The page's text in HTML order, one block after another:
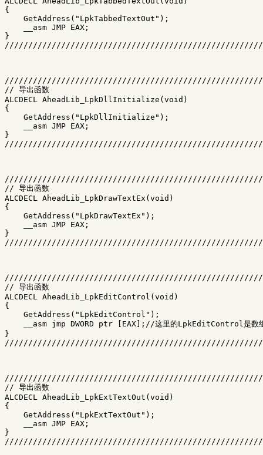
{
    GetAddress("LpkTabbedTextOut");
    __asm JMP EAX;
}
// 导出函数
ALCDECL AheadLib_LpkDllInitialize(void)
{
    GetAddress("LpkDllInitialize");
    __asm JMP EAX;
}
// 导出函数
ALCDECL AheadLib_LpkDrawTextEx(void)
{
    GetAddress("LpkDrawTextEx");
    __asm JMP EAX;
}
// 导出函数
ALCDECL AheadLib_LpkEditControl(void)
{
    GetAddress("LpkEditControl");
__asm jmp DWORD ptr [EAX];//这里的LpkEditControl是数组
}
// 导出函数
ALCDECL AheadLib_LpkExtTextOut(void)
{
    GetAddress("LpkExtTextOut");
    __asm JMP EAX;
}